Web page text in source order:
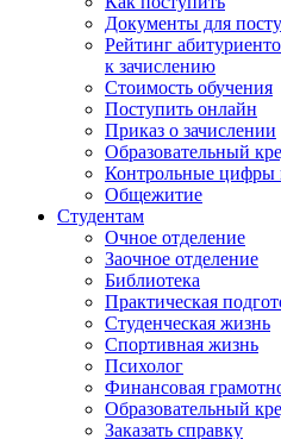
Документы для
Рейтинг
к зачислению
Стоимость обучения
Поступить онлайн
Приказ о зачислении
Образовательный
Контрольные цифры
Общежитие
Студентам
Очное отделение
Заочное отделение
Библиотека
Практическая
Студенческая жизнь
Спортивная жизнь
Психолог
Финансовая
Образовательный
Заказать справку